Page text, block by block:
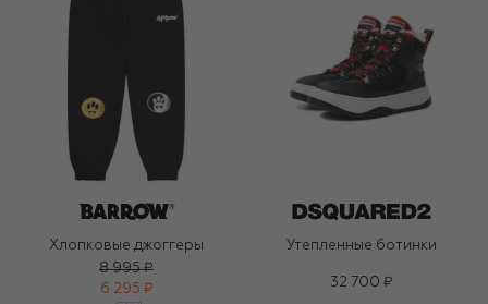
Хлопковые джоггеры
8 995 ₽
6 295 ₽
Утепленные ботинки
32 700 ₽